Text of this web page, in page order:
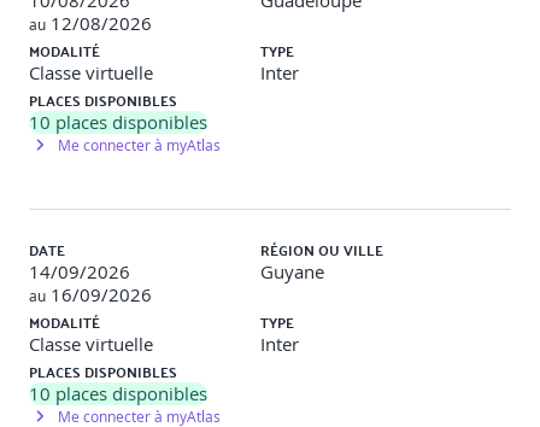
Construction des composants et interactions
Intégration API, navigation et stylisation
Finalisation et soutenance du projet
9. Synthèse & évaluation
Quiz de validation des acquis
Autoévaluation
Retour sur les bonnes pratiques React
Évaluation finale via projet complet + soutenance
au 12/08/2026
MODALITÉ
Classe virtuelle
TYPE
Inter
PLACES DISPONIBLES
10 places disponibles
Me connecter à myAtlas
DATE
14/09/2026
au 16/09/2026
RÉGION OU VILLE
Guyane
MODALITÉ
Classe virtuelle
TYPE
Inter
PLACES DISPONIBLES
10 places disponibles
Me connecter à myAtlas